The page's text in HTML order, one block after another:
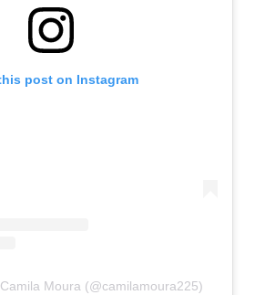
post on Instagram
Moura (@camilamoura225)